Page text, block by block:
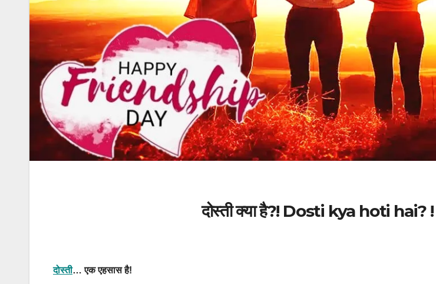
दोस्ती क्या है?! Dosti kya hoti
दोस्ती… एक एहसास है!